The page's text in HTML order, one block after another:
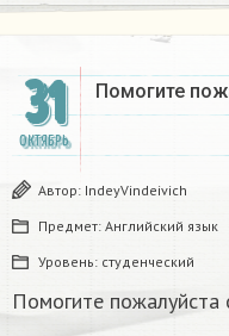
31
ОКТЯБРЬ
Помогите
Автор: IndeyVindeivich
Предмет: Английский язык
Уровень: студенческий
Помогите пожалуйста